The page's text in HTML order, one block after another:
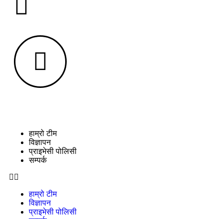
हाम्रो टीम
विज्ञापन
प्राइभेसी पोलिसी
सम्पर्क
हाम्रो टीम
विज्ञापन
प्राइभेसी पोलिसी